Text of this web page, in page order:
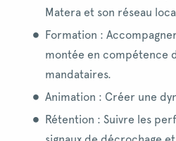
Matera et son réseau
Formation :
montée en compétence
mandataires.
Animation : Créer une
Rétention : Suivre les